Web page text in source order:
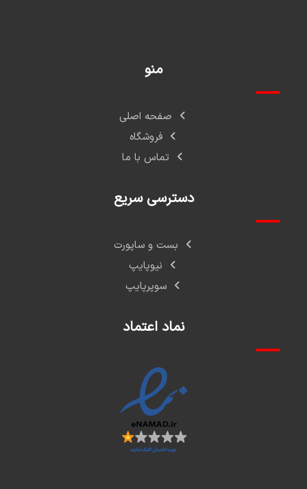
منو
صفحه اصلی
فروشگاه
تماس با ما
دسترسی سریع
بست و ساپورت
نیوپایپ
سوپرپایپ
نماد اعتماد